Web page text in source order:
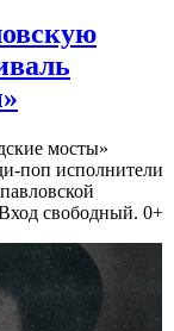
мосты»
поп исполнители
свободный. 0+